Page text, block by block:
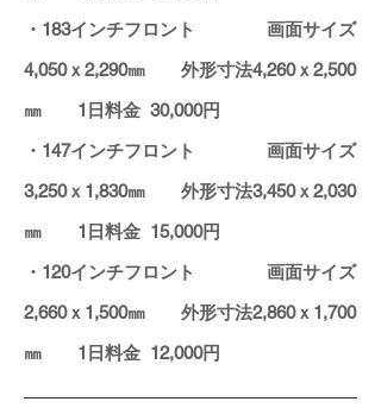
・183インチフロント 画面サイズ
4,050ｘ2,290㎜ 外形寸法4,260ｘ2,500
㎜ 1日料金 30,000円
・147インチフロント 画面サイズ
3,250ｘ1,830㎜ 外形寸法3,450ｘ2,030
㎜ 1日料金 15,000円
・120インチフロント 画面サイズ
2,660ｘ1,500㎜ 外形寸法2,860ｘ1,700
㎜ 1日料金 12,000円